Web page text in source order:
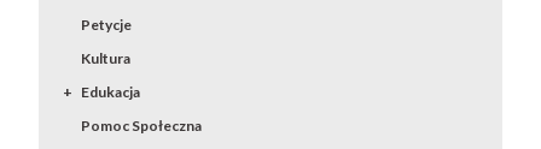
Petycje
Kultura
Edukacja
Pomoc Społeczna